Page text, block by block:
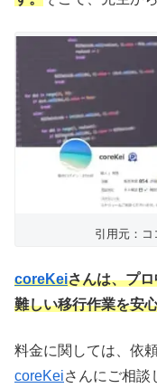
引用元：コ
coreKeiさんは、プ
難しい移行作業を安
料金に関しては、依
coreKeiさんにご相談